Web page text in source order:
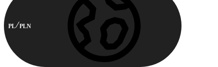
PL PLN